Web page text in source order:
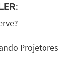
Projetores